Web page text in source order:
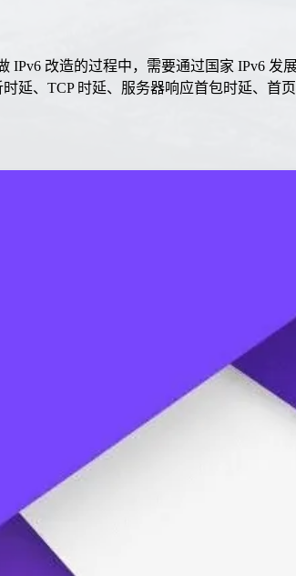
改造的过程中，需要通过国家 IPv6
延、TCP 时延、服务器响应首包时延、首